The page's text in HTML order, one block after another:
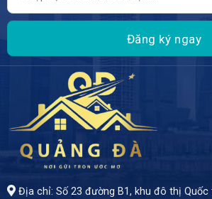
Địa chỉ: Số 23 đường B1, khu đô thị Quốc